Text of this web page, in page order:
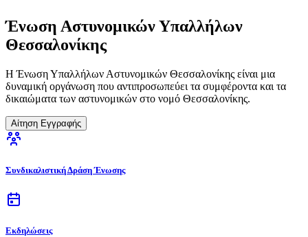
Ένωση Αστυνομικών Υπαλλήλων
Θεσσαλονίκης
Η Ένωση Υπαλλήλων Αστυνομικών Θεσσαλονίκης είναι μια
δυναμική οργάνωση που αντιπροσωπεύει τα συμφέροντα και τα
δικαιώματα των αστυνομικών στο νομό Θεσσαλονίκης.
Αίτηση Εγγραφής
Συνδικαλιστική Δράση Ένωσης
Εκδηλώσεις